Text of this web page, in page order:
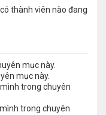
thành viên nào đang
mục này.
mục này.
trong chuyên
trong chuyên